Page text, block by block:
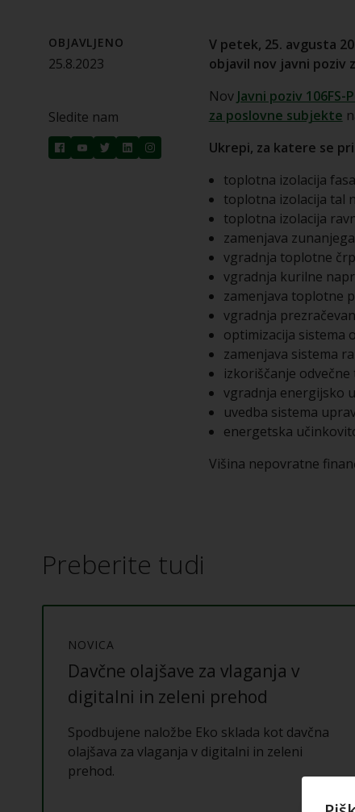
OBJAVLJENO
25.8.2023
Sledite nam
V petek, 25. avgusta
objavil nov javni poziv
Nov Javni poziv
za poslovne subjekte
Ukrepi, za katere se
toplotna izolacija
toplotna izolacija tal
toplotna izolacija
zamenjava
vgradnja toplotne
vgradnja kurilne
zamenjava toplotne
vgradnja
optimizacija sistema
zamenjava sistema
izkoriščanje
vgradnja energijsko
uvedba sistema
energetska
Višina nepovratne
Preberite tudi
NOVICA
Davčne olajšave za vlaganja v
digitalni in zeleni prehod
Spodbujene naložbe Eko sklada kot davčna
olajšava za vlaganja v digitalni in zeleni
prehod.